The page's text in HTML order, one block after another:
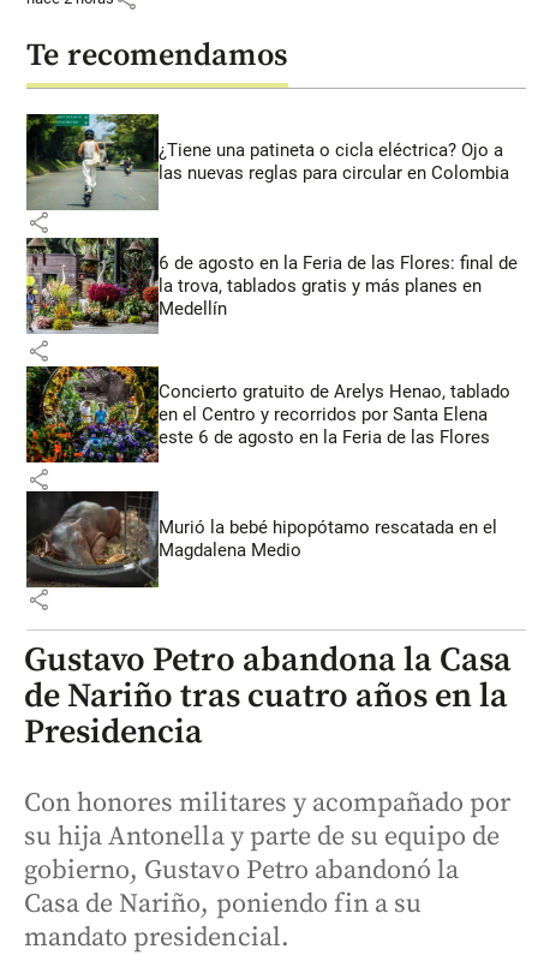
Te recomendamos
¿Tiene una patineta o cicla eléctrica? Ojo a
las nuevas reglas para circular en Colombia
share
6 de agosto en la Feria de las Flores: final de
la trova, tablados gratis y más planes en
Medellín
share
Concierto gratuito de Arelys Henao, tablado
en el Centro y recorridos por Santa Elena
este 6 de agosto en la Feria de las Flores
share
Murió la bebé hipopótamo rescatada en el
Magdalena Medio
share
Gustavo Petro abandona la Casa
de Nariño tras cuatro años en la
Presidencia
Con honores militares y acompañado por
su hija Antonella y parte de su equipo de
gobierno, Gustavo Petro abandonó la
Casa de Nariño, poniendo fin a su
mandato presidencial.